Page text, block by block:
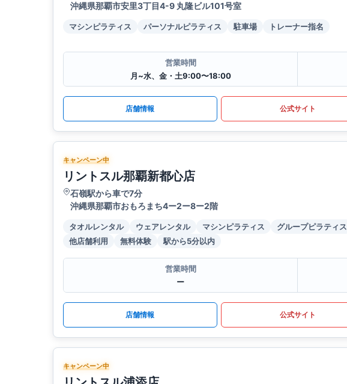
沖縄県那覇市安里3丁目4-9 丸隆ビル101号室
マシンピラティス パーソナルピラティス 駐車場 トレーナー指名
営業時間
月~水、金・土9:00〜18:00
店舗情報 公式サイト
キャンペーン中
リントスル那覇新都心店
石嶺駅から車で7分
沖縄県那覇市おもろまち4ー2ー8ー2階
タオルレンタル ウェアレンタル マシンピラティス グループピラティス
他店舗利用
無料体験 駅から5分以内
営業時間
ー
店舗情報 公式サイト
キャンペーン中